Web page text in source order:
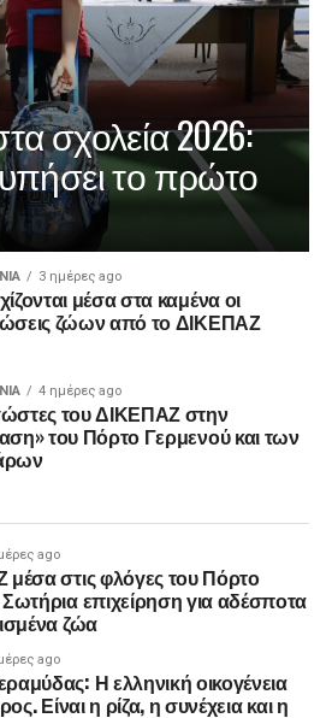
σχολεία 2026:
το πρώτο
3 ημέρες ago
μέσα στα καμένα οι
ζώων από το ΔΙΚΕΠΑΖ
4 ημέρες ago
του ΔΙΚΕΠΑΖ στην
του Πόρτο Γερμενού και των
ago
στις φλόγες του Πόρτο
επιχείρηση για αδέσποτα
ζώα
ago
Η ελληνική οικογένεια
Είναι η ρίζα, η συνέχεια και η